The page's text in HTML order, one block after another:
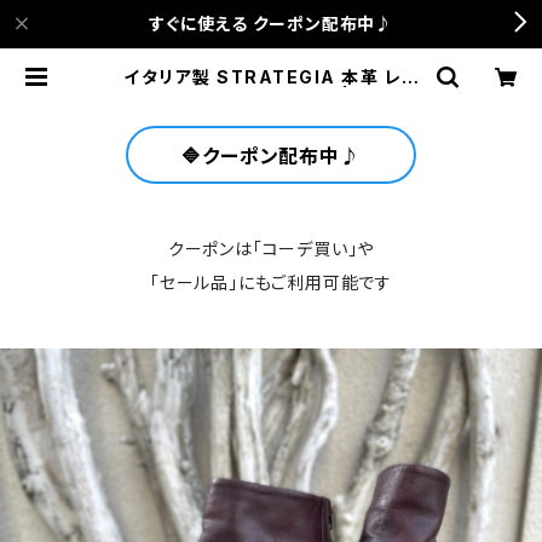
すぐに使える クーポン配布中♪
イタリア製 STRATEGIA 本革 レッ
🔷クーポン配布中♪
クーポンは「コーデ買い」や
「セール品」にもご利用可能です